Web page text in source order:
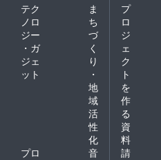
テク
ノロ
ジー
・ガ
ジェ
ット
ま
ち
づ
く
り
・
地
域
活
性
化
プロ
音
プ
ロ
ジ
ェ
ク
ト
を
作
る
資
料
請